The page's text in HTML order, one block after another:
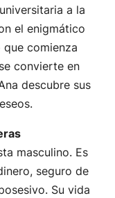
a la
el enigmático
comienza
convierte en
descubre sus
masculino. Es
seguro de
Su vida